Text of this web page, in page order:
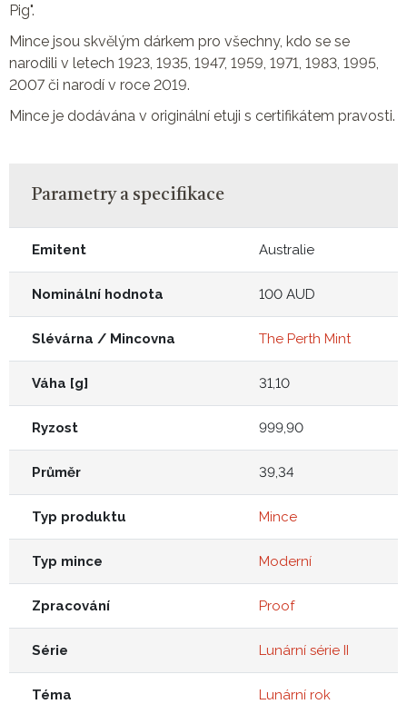
Pig".
Mince jsou skvělým dárkem pro všechny, kdo se se
narodili v letech 1923, 1935, 1947, 1959, 1971, 1983, 1995,
2007 či narodí v roce 2019.
Mince je dodávána v originální etuji s certifikátem pravosti.
Parametry a specifikace
Emitent Australie
Nominální hodnota 100 AUD
Slévárna / Mincovna The Perth Mint
Váha [g] 31,10
Ryzost 999,90
Průměr 39,34
Typ produktu Mince
Typ mince Moderní
Zpracování Proof
Série Lunární série II
Téma Lunární rok